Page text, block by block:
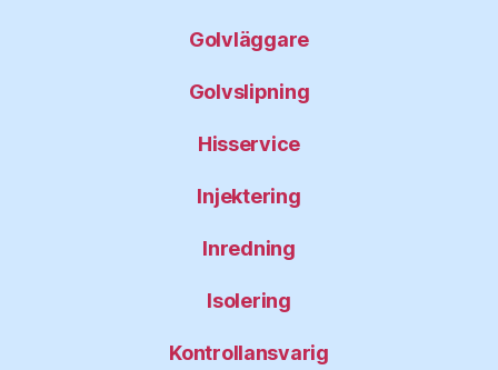
Golvläggare
Golvslipning
Hisservice
Injektering
Inredning
Isolering
Kontrollansvarig